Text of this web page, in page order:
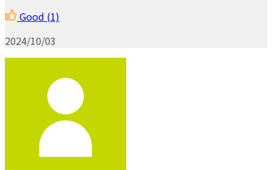
Good (1)
2024/10/03